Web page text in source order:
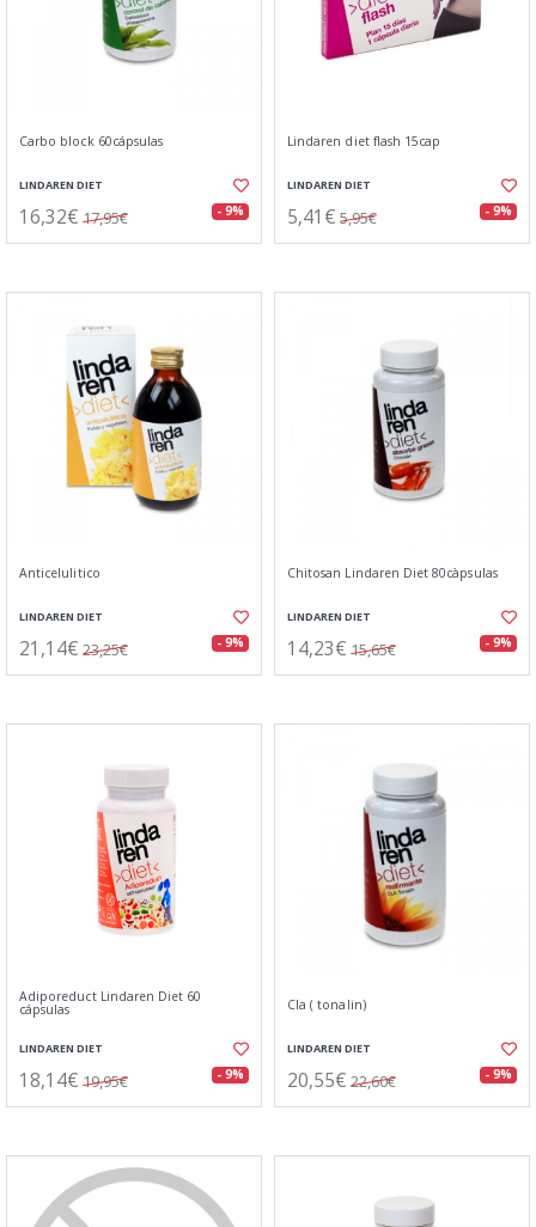
Carbo block 60cápsulas
LINDAREN DIET
16,32€ 17,95€ - 9%
Lindaren diet flash 15cap
LINDAREN DIET
5,41€ 5,95€ - 9%
Anticelulitico
LINDAREN DIET
21,14€ 23,25€ - 9%
Chitosan Lindaren Diet 80càpsulas
LINDAREN DIET
14,23€ 15,65€ - 9%
Adiporeduct Lindaren Diet 60
cápsulas
LINDAREN DIET
18,14€ 19,95€ - 9%
Cla ( tonalin)
LINDAREN DIET
20,55€ 22,60€ - 9%